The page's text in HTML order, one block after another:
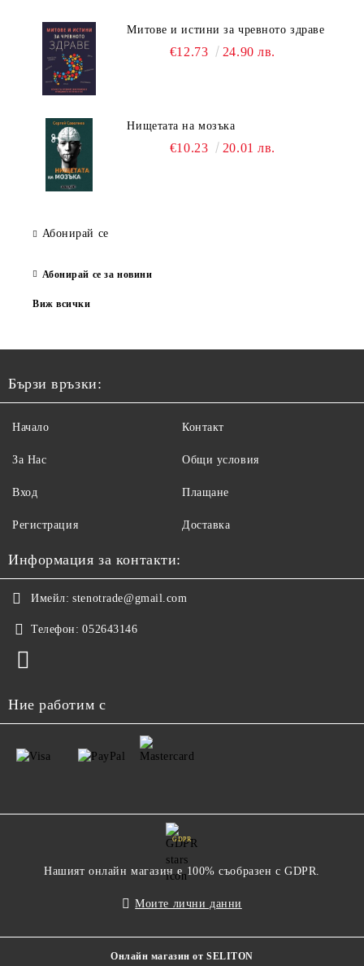
Митове и истини за чревното здраве
€12.73 24.90 лв.
Нищетата на мозъка
€10.23 20.01 лв.
Абонирай се
Абонирай се за новини
Виж всички
Бързи връзки:
Начало
За Нас
Вход
Регистрация
Контакт
Общи условия
Плащане
Доставка
Информация за контакти:
Имейл: stenotrade@gmail.com
Телефон: 052643146
Ние работим с
GDPR
Нашият онлайн магазин е 100% съобразен с GDPR.
Моите лични данни
Онлайн магазин от SELITON